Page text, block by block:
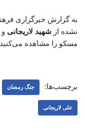
به گزارش خبرگزاری
نشده از شهید لاریجانی
مسکو را مشاهده
برچسب‌ها: جنگ رمضان
علی لاریجانی